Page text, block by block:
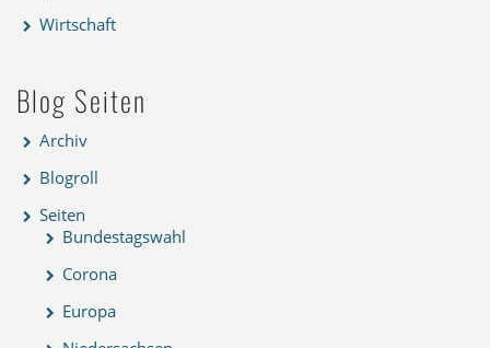
Wirtschaft
Blog Seiten
Archiv
Blogroll
Seiten
Bundestagswahl
Corona
Europa